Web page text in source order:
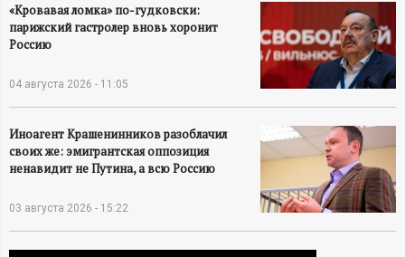
и
ф
о
р
м
«Кровавая ломка» по-гудковски:
парижский гастролер вновь хоронит
Россию
04 августа 2026 - 11:05
Иноагент Крашенинников разоблачил
своих же: эмигрантская оппозиция
ненавидит не Путина, а всю Россию
03 августа 2026 - 15:22